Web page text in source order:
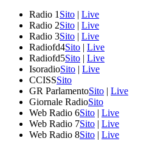
Radio 1 Sito | Live
Radio 2Sito | Live
Radio 3Sito | Live
Radiofd4Sito | Live
Radiofd5Sito | Live
IsoradioSito | Live
CCISSSito
GR ParlamentoSito | Live
Giornale RadioSito
Web Radio 6Sito | Live
Web Radio 7Sito | Live
Web Radio 8Sito | Live